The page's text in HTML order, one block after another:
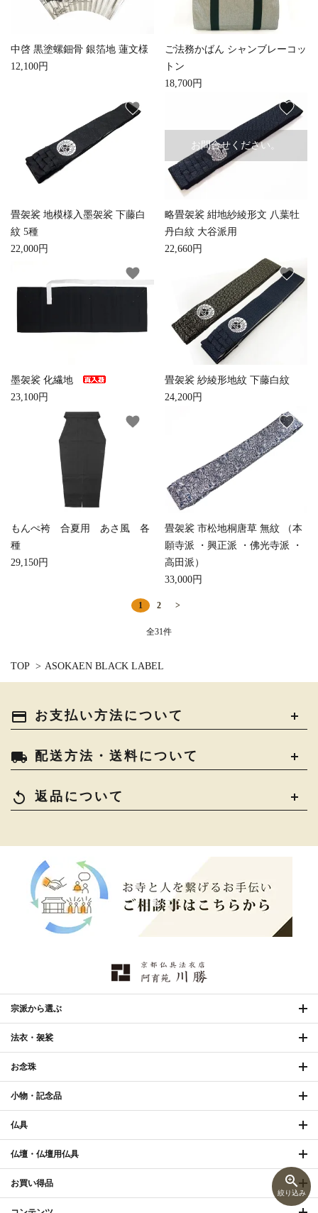
中啓 黒塗螺鈿骨 銀箔地 蓮文様
12,100円
ご法務かばん シャンブレーコッ
トン
18,700円
畳袈裟 地模様入墨袈裟 下藤白
紋 5種
22,000円
favorite
お問合せください。
略畳袈裟 紺地紗綾形文 八葉牡
丹白紋 大谷派用
22,660円
favorite
墨袈裟 化繊地
23,100円
favorite
畳袈裟 紗綾形地紋 下藤白紋
24,200円
favorite
もんぺ袴 合夏用 あさ風 各
種
29,150円
favorite
畳袈裟 市松地桐唐草 無紋 （本
願寺派 ・興正派 ・佛光寺派 ・
高田派）
33,000円
favorite
1 2 >
全31件
TOP > ASOKAEN BLACK LABEL
zoom_in
絞り込み
payment お支払い方法について
local_shipping 配送方法・送料について
replay 返品について
宗派から選ぶ
法衣・袈裟
お念珠
小物・記念品
仏具
仏壇・仏壇用仏具
お買い得品